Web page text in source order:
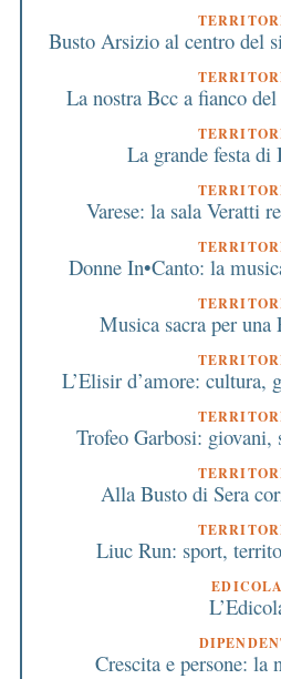
Busto Arsizio al centro del
La nostra Bcc a fianco
La grande festa di
Varese: la sala Veratti
Donne In•Canto: la
Musica sacra per una
L’Elisir d’amore: cultura,
Trofeo Garbosi: giovani,
Alla Busto di Sera
Liuc Run: sport,
EDICOLA
Crescita e persone: la